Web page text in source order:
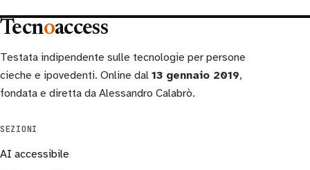
Tecnoaccess
Testata indipendente sulle tecnologie per persone
cieche e ipovedenti. Online dal 13 gennaio 2019,
fondata e diretta da Alessandro Calabrò.
SEZIONI
AI accessibile